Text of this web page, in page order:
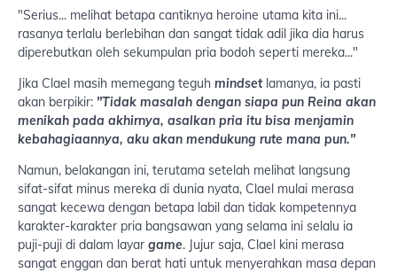
"Serius... melihat betapa cantiknya heroine utama kita ini...
rasanya terlalu berlebihan dan sangat tidak adil jika dia harus
diperebutkan oleh sekumpulan pria bodoh seperti mereka..."
Jika Clael masih memegang teguh mindsetlamanya, ia pasti
akan berpikir: "Tidak masalah dengan siapa pun Reina akan
menikah pada akhirnya, asalkan pria itu bisa menjamin
kebahagiaannya, aku akan mendukung rute mana pun."
Namun, belakangan ini, terutama setelah melihat langsung
sifat-sifat minus mereka di dunia nyata, Clael mulai merasa
sangat kecewa dengan betapa labil dan tidak kompetennya
karakter-karakter pria bangsawan yang selama ini selalu ia
puji-puji di dalam layar game. Jujur saja, Clael kini merasa
sangat enggan dan berat hati untuk menyerahkan masa depan